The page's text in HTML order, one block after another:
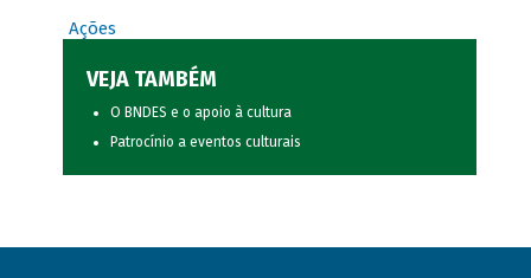
Ações
VEJA TAMBÉM
O BNDES e o apoio à cultura
Patrocínio a eventos culturais